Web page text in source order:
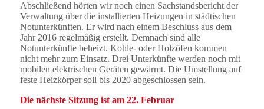
Abschließend hörten wir noch einen Sachstandsbericht der
Verwaltung über die installierten Heizungen in städtischen
Notunterkünften. Er wird nach einem Beschluss aus dem
Jahr 2016 regelmäßig erstellt. Demnach sind alle
Notunterkünfte beheizt. Kohle- oder Holzöfen kommen
nicht mehr zum Einsatz. Drei Unterkünfte werden noch mit
mobilen elektrischen Geräten gewärmt. Die Umstellung auf
feste Heizkörper soll bis 2020 abgeschlossen sein.
Die nächste Sitzung ist am 22. Februar